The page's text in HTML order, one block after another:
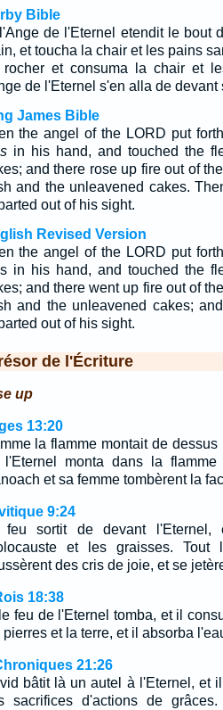
Bible
de l'Eternel etendit le bout
et toucha la chair et les pains
rocher et consuma la chair et
de l'Eternel s'en alla de devant
James Bible
the angel of the LORD put
in his hand, and touched the
and there rose up fire out of
and the unleavened cakes.
out of his sight.
Revised Version
the angel of the LORD put
in his hand, and touched the
and there went up fire out of
and the unleavened cakes;
out of his sight.
de l'Écriture
up
13:20
la flamme montait de
l'Eternel monta dans la
et sa femme tombèrent la
9:24
feu sortit de devant l'Eternel,
et les graisses.
des cris de joie, et se
18:38
feu de l'Eternel tomba, et il
pierres et la terre, et il absorba
21:26
bâtit là un autel à l'Eternel, et
sacrifices d'actions de